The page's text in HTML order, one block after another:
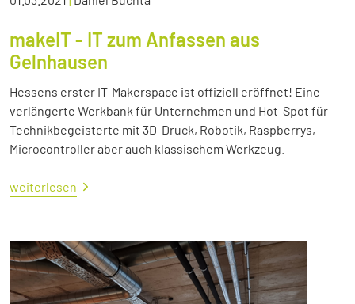
makeIT - IT zum Anfassen aus
Gelnhausen
Hessens erster IT-Makerspace ist offiziell eröffnet! Eine
verlängerte Werkbank für Unternehmen und Hot-Spot für
Technikbegeisterte mit 3D-Druck, Robotik, Raspberrys,
Microcontroller aber auch klassischem Werkzeug.
weiterlesen